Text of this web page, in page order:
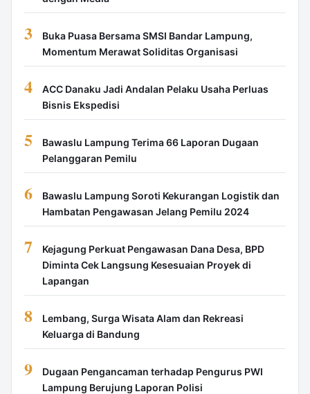
3
Buka Puasa Bersama SMSI Bandar Lampung,
Momentum Merawat Soliditas Organisasi
4
ACC Danaku Jadi Andalan Pelaku Usaha Perluas
Bisnis Ekspedisi
5
Bawaslu Lampung Terima 66 Laporan Dugaan
Pelanggaran Pemilu
6
Bawaslu Lampung Soroti Kekurangan Logistik dan
Hambatan Pengawasan Jelang Pemilu 2024
7
Kejagung Perkuat Pengawasan Dana Desa, BPD
Diminta Cek Langsung Kesesuaian Proyek di
Lapangan
8
Lembang, Surga Wisata Alam dan Rekreasi
Keluarga di Bandung
9
Dugaan Pengancaman terhadap Pengurus PWI
Lampung Berujung Laporan Polisi